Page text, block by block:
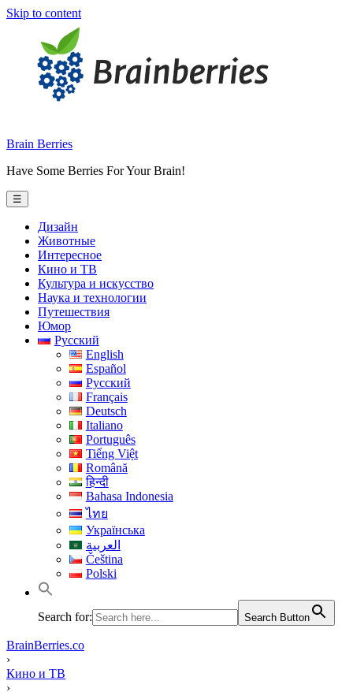
Skip to content
Brain Berries
Have Some Berries For Your Brain!
☰
Дизайн
Животные
Интересное
Кино и ТВ
Культура и искусство
Наука и технологии
Путешествия
Юмор
Русский
English
Español
Русский
Français
Deutsch
Italiano
Português
Tiếng Việt
Română
हिन्दी
Bahasa Indonesia
ไทย
Українська
العربية
Čeština
Polski
Search for: Search Button
BrainBerries.co
›
Кино и ТВ
›